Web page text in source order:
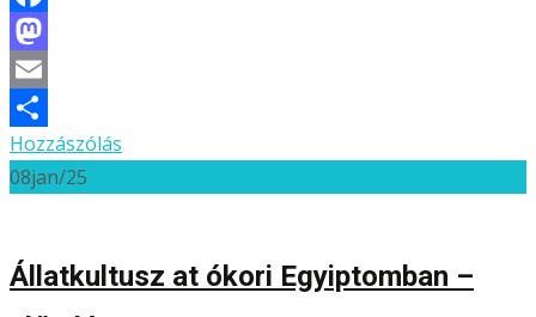
Facebook
Mastodon
Email
Ossza
meg
Hozzászólás
08jan/25
Állatkultusz at ókori Egyiptomban –